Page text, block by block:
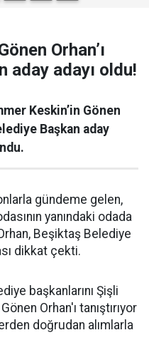
Orhan’ı
aday adayı oldu!
Keskin’in Gönen
Başkan aday
gündeme gelen,
yanındaki odada
Beşiktaş Belediye
dikkat çekti.
başkanlarını Şişli
Orhan'ı tanıştırıyor
doğrudan alımlarla